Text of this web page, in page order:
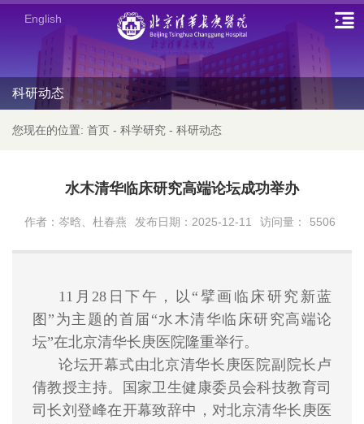
English
科研动态
您现在的位置: 首页 - 科学研究 - 科研动态
水木清华临床研究高端论坛成功举办
作者：岑晗、杜春燕 发布日期：2025-12-11 访问量： 5506
11月28日下午 ，以“擘画临床研究新蓝
图”为主题的首届“水木清华临床研究高端论
坛”在北京清华长庚医院隆重举行。
论坛开幕式由北京清华长庚医院副院长卢
倩教授主持。国家卫生健康委员会科技教育司
司长刘登峰在开幕致辞中，对北京清华长庚医